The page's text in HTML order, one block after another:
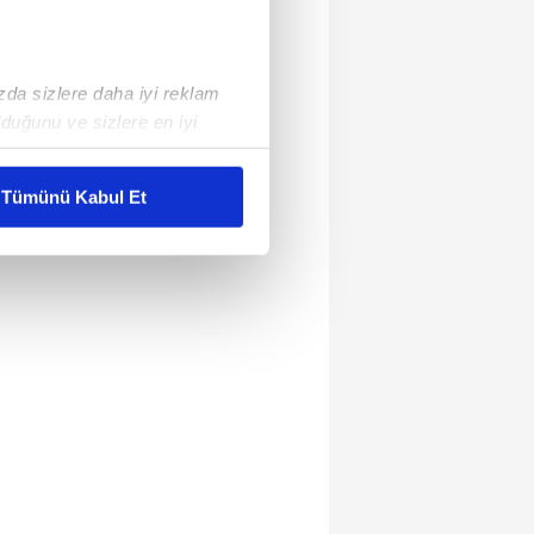
sizlere daha iyi reklam
ve sizlere en iyi
karşılamak
kullanılmaktadır. Bu
sunulması
ve sizlere yönelik
detaylı bilgi için Ayarlar
ve sitemizde ilgili
Tümünü Kabul Et